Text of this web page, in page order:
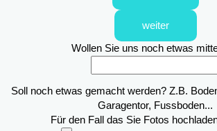
weiter
Wollen Sie uns noch etwas
Soll noch etwas gemacht werden? Z.B.
Garagentor, Fussboden...
Für den Fall das Sie Fotos